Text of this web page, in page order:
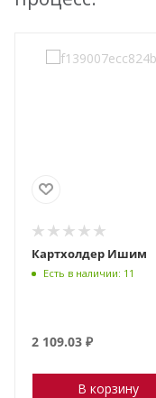
Картхолдер Ишим
Есть в наличии: 11
2 109.03 ₽
В корзину